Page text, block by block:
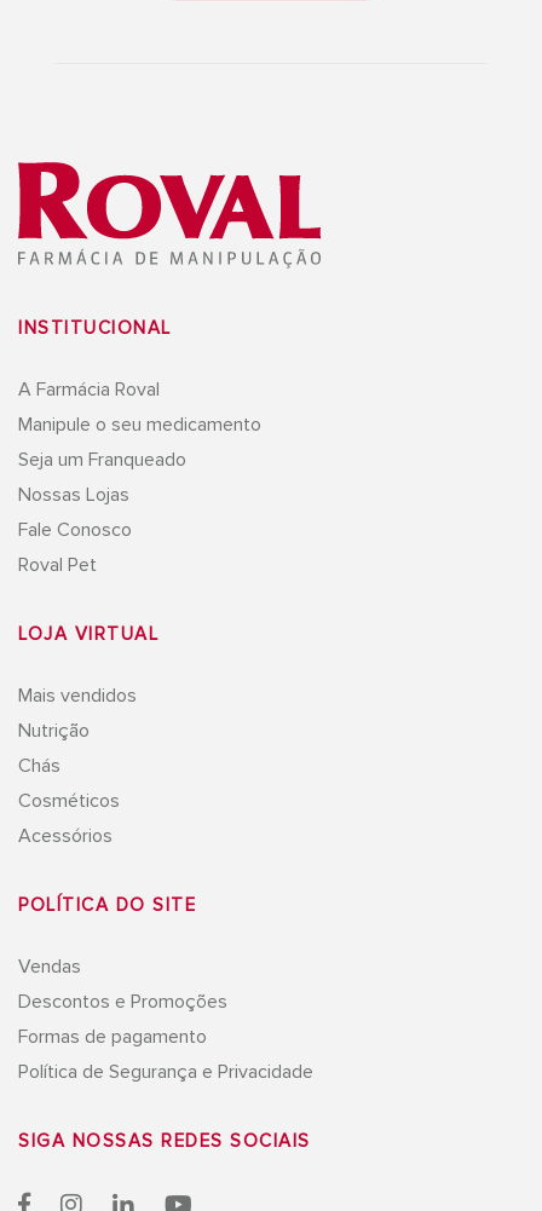
INSTITUCIONAL
A Farmácia Roval
Manipule o seu medicamento
Seja um Franqueado
Nossas Lojas
Fale Conosco
Roval Pet
LOJA VIRTUAL
Mais vendidos
Nutrição
Chás
Cosméticos
Acessórios
POLÍTICA DO SITE
Vendas
Descontos e Promoções
Formas de pagamento
Política de Segurança e Privacidade
SIGA NOSSAS REDES SOCIAIS